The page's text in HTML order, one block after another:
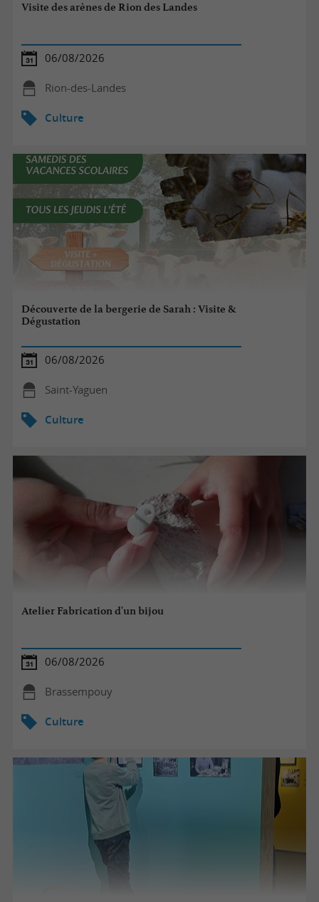
Visite des arènes de Rion des Landes
06/08/2026
Rion-des-Landes
Culture
Découverte de la bergerie de Sarah : Visite &
Dégustation
06/08/2026
Saint-Yaguen
Culture
Atelier Fabrication d'un bijou
06/08/2026
Brassempouy
Culture